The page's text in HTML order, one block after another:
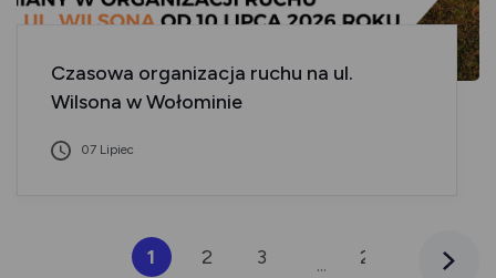
Czasowa organizacja ruchu na ul.
Wilsona w Wołominie
07 Lipiec
1 2 3 ... 23